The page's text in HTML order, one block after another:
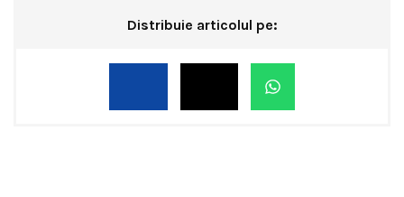
Distribuie articolul pe: